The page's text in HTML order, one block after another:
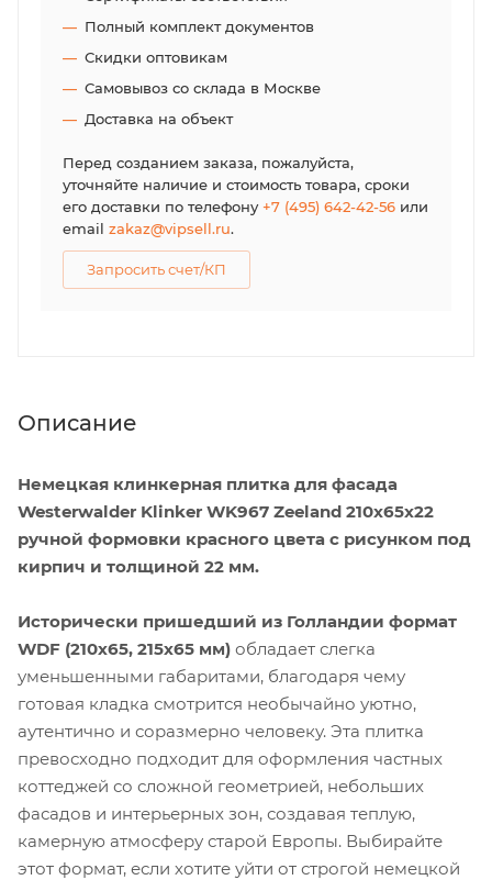
Полный комплект документов
Скидки оптовикам
Самовывоз со склада в Москве
Доставка на объект
Перед созданием заказа, пожалуйста,
уточняйте наличие и стоимость товара, сроки
его доставки по телефону+7 (495) 642-42-56 или
email zakaz@vipsell.ru.
Запросить счет/КП
Описание
Немецкая клинкерная плитка для фасада
Westerwalder Klinker WK967 Zeeland 210x65x22
ручной формовки красного цвета с рисунком под
кирпич и толщиной 22 мм.
Исторически пришедший из Голландии формат
WDF (210х65, 215х65 мм) обладает слегка
уменьшенными габаритами, благодаря чему
готовая кладка смотрится необычайно уютно,
аутентично и соразмерно человеку. Эта плитка
превосходно подходит для оформления частных
коттеджей со сложной геометрией, небольших
фасадов и интерьерных зон, создавая теплую,
камерную атмосферу старой Европы. Выбирайте
этот формат, если хотите уйти от строгой немецкой